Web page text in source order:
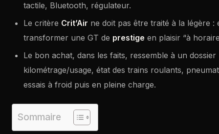
tactile, Bluetooth, régulateur.
Le critère Crit’Air ne doit pas être traité à la légère :
transformer une GT de prestige en plaisir “à
Le bon achat, dans les faits, ressemble à un
kilométrage/usage, état des trains roulants,
essais à froid puis en pleine charge.
Sommaire